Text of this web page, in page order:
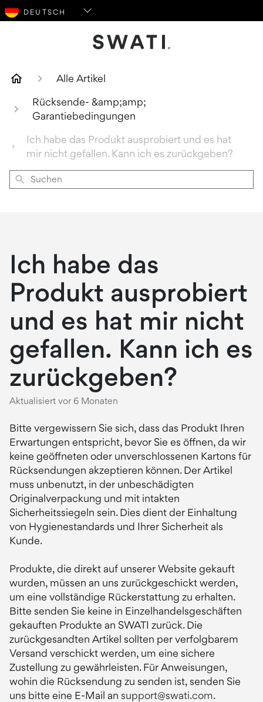
Alle Artikel
Rücksende- &amp;amp;
Garantiebedingungen
Ich habe das Produkt ausprobiert und es hat
mir nicht gefallen. Kann ich es zurückgeben?
Suchen
Ich habe das
Produkt ausprobiert
und es hat mir nicht
gefallen. Kann ich es
zurückgeben?
Aktualisiert vor 6 Monaten
Bitte vergewissern Sie sich, dass das Produkt Ihren
Erwartungen entspricht, bevor Sie es öffnen, da wir
keine geöffneten oder unverschlossenen Kartons für
Rücksendungen akzeptieren können. Der Artikel
muss unbenutzt, in der unbeschädigten
Originalverpackung und mit intakten
Sicherheitssiegeln sein. Dies dient der Einhaltung
von Hygienestandards und Ihrer Sicherheit als
Kunde.
Produkte, die direkt auf unserer Website gekauft
wurden, müssen an uns zurückgeschickt werden,
um eine vollständige Rückerstattung zu erhalten.
Bitte senden Sie keine in Einzelhandelsgeschäften
gekauften Produkte an SWATI zurück. Die
zurückgesandten Artikel sollten per verfolgbarem
Versand verschickt werden, um eine sichere
Zustellung zu gewährleisten. Für Anweisungen,
wohin die Rücksendung zu senden ist, senden Sie
uns bitte eine E-Mail an support@swati.com.